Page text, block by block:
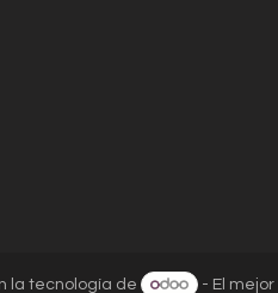
la tecnología de - El mejor